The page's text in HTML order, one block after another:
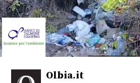
Olbia.it